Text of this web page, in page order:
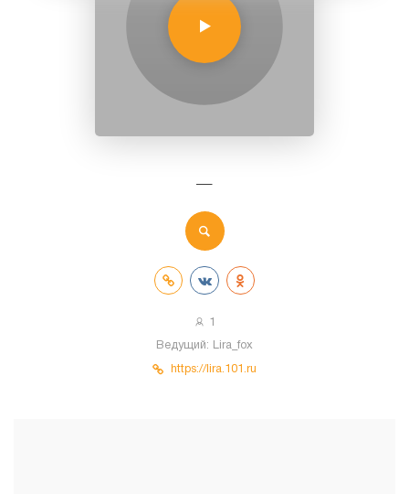
—
1
Ведущий: Lira_fox
https://lira.101.ru